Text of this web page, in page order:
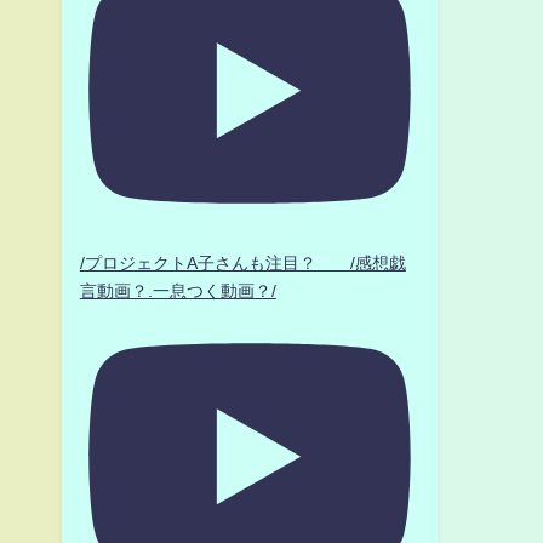
/プロジェクトA子さんも注目？ /感想戯
言動画？.一息つく動画？/